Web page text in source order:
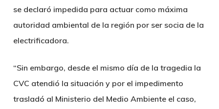
se declaró impedida para actuar como máxima
autoridad ambiental de la región por ser socia de la
electrificadora.
“Sin embargo, desde el mismo día de la tragedia la
CVC atendió la situación y por el impedimento
trasladó al Ministerio del Medio Ambiente el caso,